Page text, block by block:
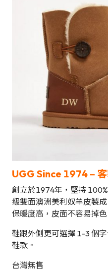
UGG Since 1974 –
創立於1974年，堅持
級雙面澳洲美利奴羊皮製
保暖度高，皮面不容易掉
鞋跟外側更可選擇 1-3 個
鞋款。
台灣無售